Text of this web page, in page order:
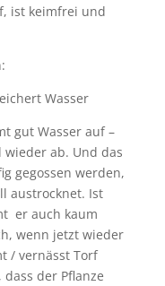
ist keimfrei und
Wasser
gut Wasser auf –
ab. Und das
gegossen werden,
austrocknet. Ist
er auch kaum
wenn jetzt wieder
/ vernässt Torf
der Pflanze